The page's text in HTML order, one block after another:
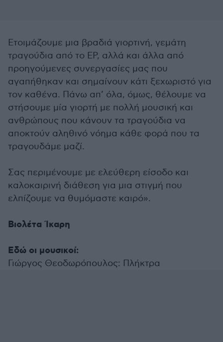
Ετοιμάζουμε μια βραδιά γιορτινή, γεμάτη
τραγούδια από το EP, αλλά και άλλα από
προηγούμενες συνεργασίες μας που
αγαπήθηκαν και σημαίνουν κάτι ξεχωριστό για
τον καθένα. Πάνω απ’ όλα, όμως, θέλουμε να
στήσουμε μία γιορτή με πολλή μουσική και
ανθρώπους που κάνουν τα τραγούδια να
αποκτούν αληθινό νόημα κάθε φορά που τα
τραγουδάμε μαζί.
Σας περιμένουμε με ελεύθερη είσοδο και
καλοκαιρινή διάθεση για μια στιγμή που
ελπίζουμε να θυμόμαστε καιρό».
Βιολέτα Ίκαρη
Eδώ οι μουσικοί:
Γιώργος Θεοδωρόπουλος: Πλήκτρα